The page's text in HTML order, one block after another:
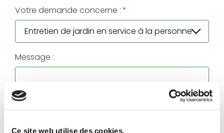
Ce site web utilise des cookies.
Votre demande concerne :*
Message :